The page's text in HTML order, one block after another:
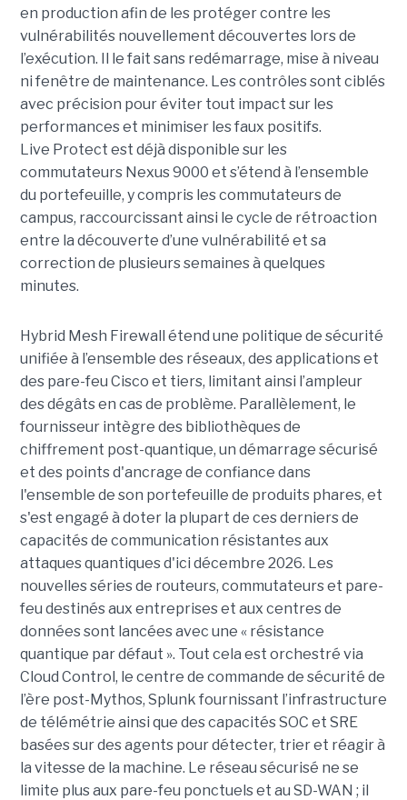
en production afin de les protéger contre les
vulnérabilités nouvellement découvertes lors de
l’exécution. Il le fait sans redémarrage, mise à niveau
ni fenêtre de maintenance. Les contrôles sont ciblés
avec précision pour éviter tout impact sur les
performances et minimiser les faux positifs.
Live Protect est déjà disponible sur les
commutateurs Nexus 9000 et s’étend à l’ensemble
du portefeuille, y compris les commutateurs de
campus, raccourcissant ainsi le cycle de rétroaction
entre la découverte d’une vulnérabilité et sa
correction de plusieurs semaines à quelques
minutes.
Hybrid Mesh Firewall étend une politique de sécurité
unifiée à l’ensemble des réseaux, des applications et
des pare-feu Cisco et tiers, limitant ainsi l’ampleur
des dégâts en cas de problème. Parallèlement, le
fournisseur intègre des bibliothèques de
chiffrement post-quantique, un démarrage sécurisé
et des points d'ancrage de confiance dans
l'ensemble de son portefeuille de produits phares, et
s'est engagé à doter la plupart de ces derniers de
capacités de communication résistantes aux
attaques quantiques d'ici décembre 2026. Les
nouvelles séries de routeurs, commutateurs et pare-
feu destinés aux entreprises et aux centres de
données sont lancées avec une « résistance
quantique par défaut ». Tout cela est orchestré via
Cloud Control, le centre de commande de sécurité de
l’ère post-Mythos, Splunk fournissant l’infrastructure
de télémétrie ainsi que des capacités SOC et SRE
basées sur des agents pour détecter, trier et réagir à
la vitesse de la machine. Le réseau sécurisé ne se
limite plus aux pare-feu ponctuels et au SD-WAN ; il